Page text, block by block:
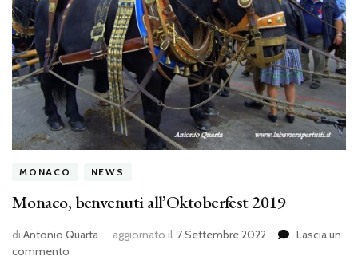
MONACO NEWS
Monaco, benvenuti all’Oktoberfest 2019
di Antonio Quarta aggiornato il 7 Settembre 2022
Lascia un
commento